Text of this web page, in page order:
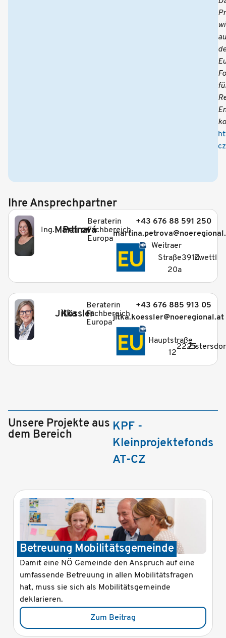
Ihre Ansprechpartner
Ing.Martina
Petrová
Beraterin
Fachbereich
Europa
+43 676 88 591 250
Weitraer
Straße
20a
3910Zwettl
Jitka
Kössler
Beraterin
Fachbereich
Europa
+43 676 885 913 05
jitka.koessler@noeregional.at
Hauptstraße
12
2225
_
Unsere Projekte aus
dem Bereich
KPF -
Kleinprojektefonds
AT-CZ
Betreuung Mobilitätsgemeinde
Damit eine NÖ Gemeinde den Anspruch auf eine
umfassende Betreuung in allen Mobilitätsfragen
hat, muss sie sich als Mobilitätsgemeinde
deklarieren.
Zum Beitrag